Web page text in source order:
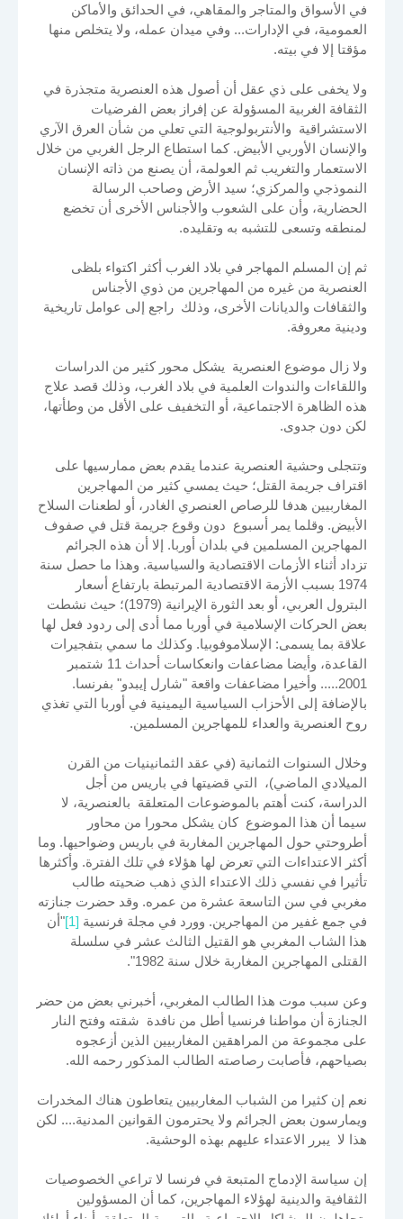
في الأسواق والمتاجر والمقاهي، في الحدائق والأماكن
العمومية، في الإدارات... وفي ميدان عمله، ولا يتخلص منها
مؤقتا إلا في بيته.
ولا يخفى على ذي عقل أن أصول هذه العنصرية متجذرة في
الثقافة الغربية المسؤولة عن إفراز بعض الفرضيات
الاستشراقية والأنتربولوجية التي تعلي من شأن العرق الآري
والإنسان الأوربي الأبيض. كما استطاع الرجل الغربي من خلال
الاستعمار والتغريب ثم العولمة، أن يصنع من ذاته الإنسان
النموذجي والمركزي؛ سيد الأرض وصاحب الرسالة
الحضارية، وأن على الشعوب والأجناس الأخرى أن تخضع
لمنطقه وتسعى للتشبه به وتقليده.
ثم إن المسلم المهاجر في بلاد الغرب أكثر اكتواء بلظى
العنصرية من غيره من المهاجرين من ذوي الأجناس
والثقافات والديانات الأخرى، وذلك راجع إلى عوامل تاريخية
ودينية معروفة.
ولا زال موضوع العنصرية يشكل محور كثير من الدراسات
واللقاءات والندوات العلمية في بلاد الغرب، وذلك قصد علاج
هذه الظاهرة الاجتماعية، أو التخفيف على الأقل من وطأتها،
لكن دون جدوى.
وتتجلى وحشية العنصرية عندما يقدم بعض ممارسيها على
اقتراف جريمة القتل؛ حيث يمسي كثير من المهاجرين
المغاربيين هدفا للرصاص العنصري الغادر، أو لطعنات السلاح
الأبيض. وقلما يمر أسبوع دون وقوع جريمة قتل في صفوف
المهاجرين المسلمين في بلدان أوربا. إلا أن هذه الجرائم
تزداد أثناء الأزمات الاقتصادية والسياسية. وهذا ما حصل سنة
1974 بسبب الأزمة الاقتصادية المرتبطة بارتفاع أسعار
البترول العربي، أو بعد الثورة الإيرانية (1979)؛ حيث نشطت
بعض الحركات الإسلامية في أوربا مما أدى إلى ردود فعل لها
علاقة بما يسمى: الإسلاموفوبيا. وكذلك ما سمي بتفجيرات
القاعدة، وأيضا مضاعفات وانعكاسات أحداث 11 شتمبر
2001..... وأخيرا مضاعفات واقعة "شارل إيبدو" بفرنسا.
بالإضافة إلى الأحزاب السياسية اليمينية في أوربا التي تغذي
روح العنصرية والعداء للمهاجرين المسلمين.
وخلال السنوات الثمانية (في عقد الثمانينيات من القرن
الميلادي الماضي)، التي قضيتها في باريس من أجل
الدراسة، كنت أهتم بالموضوعات المتعلقة بالعنصرية، لا
سيما أن هذا الموضوع كان يشكل محورا من محاور
أطروحتي حول المهاجرين المغاربة في باريس وضواحيها. وما
أكثر الاعتداءات التي تعرض لها هؤلاء في تلك الفترة. وأكثرها
تأثيرا في نفسي ذلك الاعتداء الذي ذهب ضحيته طالب
مغربي في سن التاسعة عشرة من عمره. وقد حضرت جنازته
في جمع غفير من المهاجرين. وورد في مجلة فرنسية [1]
"أن
هذا الشاب المغربي هو القتيل الثالث عشر في سلسلة
القتلى المهاجرين المغاربة خلال سنة 1982".
وعن سبب موت هذا الطالب المغربي، أخبرني بعض من حضر
الجنازة أن مواطنا فرنسيا أطل من نافدة شقته وفتح النار
على مجموعة من المراهقين المغاربيين الذين أزعجوه
بصياحهم، فأصابت رصاصته الطالب المذكور رحمه الله.
نعم إن كثيرا من الشباب المغاربيين يتعاطون هناك المخدرات
ويمارسون بعض الجرائم ولا يحترمون القوانين المدنية.... لكن
هذا لا يبرر الاعتداء عليهم بهذه الوحشية.
إن سياسة الإدماج المتبعة في فرنسا لا تراعي الخصوصيات
الثقافية والدينية لهؤلاء المهاجرين، كما أن المسؤولين